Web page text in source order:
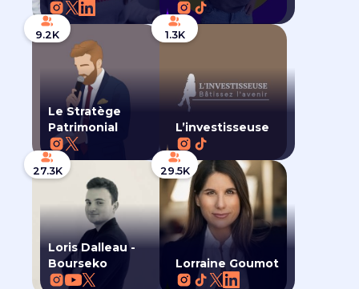
9.2K
Le Stratège
Patrimonial
1.3K
L’investisseuse
27.3K
Loris Dalleau -
Bourseko
29.5K
Lorraine Goumot